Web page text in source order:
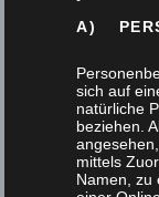
A)
sich auf
natürliche
beziehen.
mittels
Namen, zu